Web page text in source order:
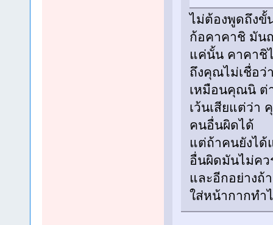
ไม่ต้องพูดถึงขั้
ก้อคาคาชิ มัน
แค่นั้น คาคาชิ
ถึงคุณไม่เชื่อว่
เหมือนคุณนิ ต่
เว้นเสียแต่ว่า
คนอื่นผิดได้
แต่ถ้าคนยังได้
อื่นผิดมันไม่คว
และอีกอย่างถ้
ใส่หน้ากากทำ